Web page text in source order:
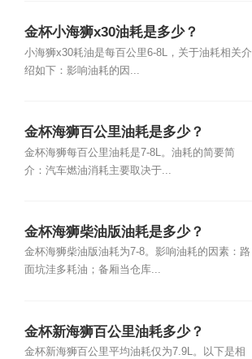
金杯小海狮x30油耗是多少？
小海狮x30耗油是每百公里6-8L，关于油耗相关介
绍如下：影响油耗的因...
金杯海狮百公里油耗是多少？
金杯海狮每百公里油耗是7-8L。油耗的简要简
介：汽车燃油消耗主要取决于...
金杯海狮柴油版油耗是多少？
金杯海狮柴油版油耗为7-8。影响油耗的因素：路
面坑洼多耗油；备厢当仓库...
金杯新海狮百公里油耗多少？
金杯新海狮百公里平均油耗仅为7.9L。以下是相